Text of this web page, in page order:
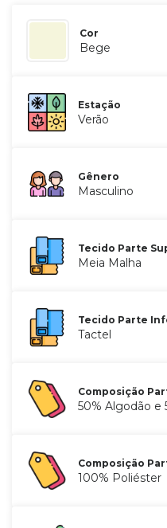
Cor
Bege
Estação
Verão
Gênero
Masculino
Tecido Parte
Meia Malha
Tecido Parte
Tactel
Composição
50% Algodão e
Composição
100% Poliéster